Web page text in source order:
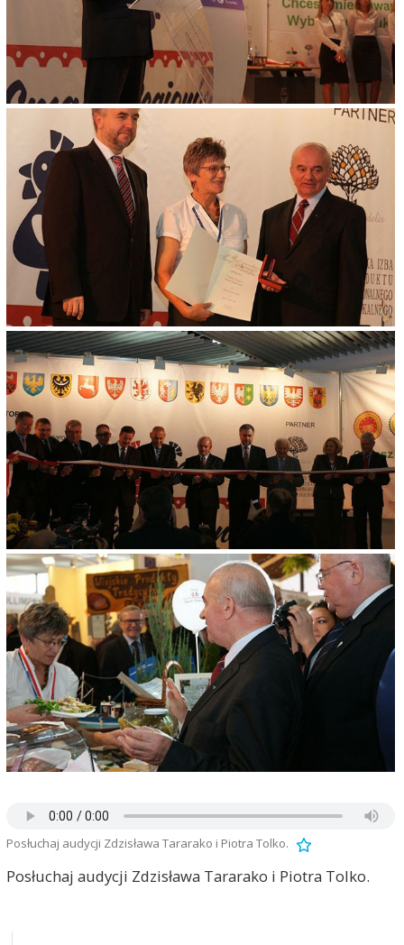
Posłuchaj audycji Zdzisława Tararako i Piotra Tolko.
Posłuchaj audycji Zdzisława Tararako i Piotra Tolko.